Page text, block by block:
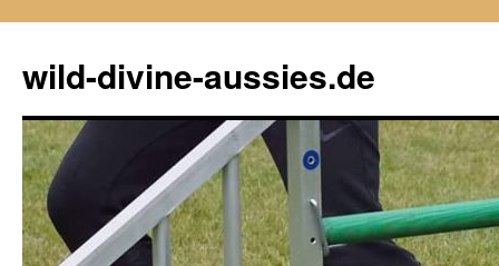
springen
wild-divine-aussies.de